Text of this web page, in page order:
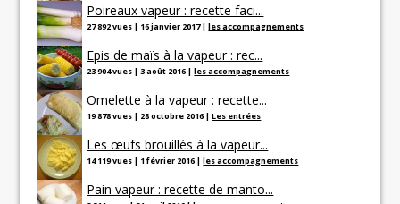
Poireaux vapeur : recette faci...
27 892 vues | 16 janvier 2017|les accompagnements
Epis de maïs à la vapeur : rec...
23 904 vues |3 août 2016 |les accompagnements
Omelette à la vapeur : recette...
19 878 vues | 28 octobre 2016 |Les entrées
Les œufs brouillés à la vapeur...
14 119 vues | 1 février 2016 |les accompagnements
Pain vapeur : recette de manto...